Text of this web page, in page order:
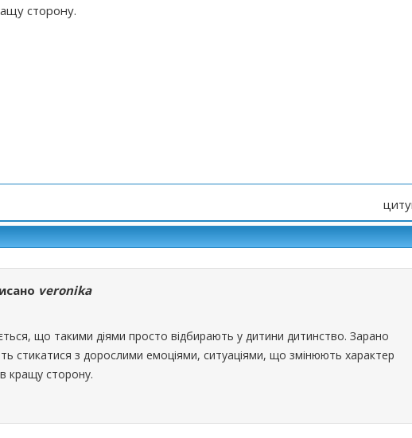
сторону.
veronika
що такими діями просто відбирають у дитини дитинство. Зарано
стикатися з дорослими емоціями, ситуаціями, що змінюють характер
кращу сторону.